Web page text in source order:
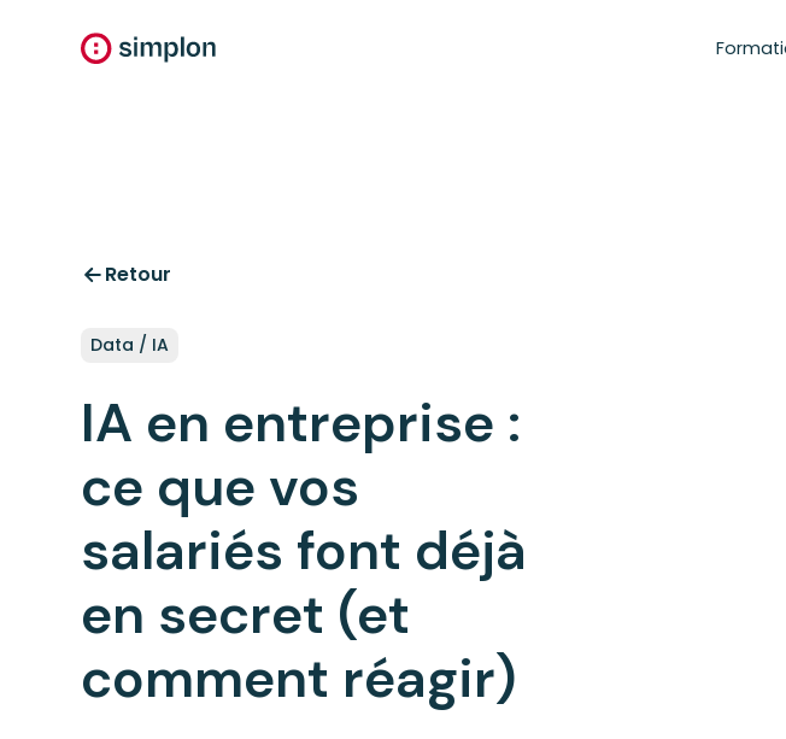
Retour
Data / IA
IA en entreprise :
ce que vos
salariés font déjà
en secret (et
comment réagir)